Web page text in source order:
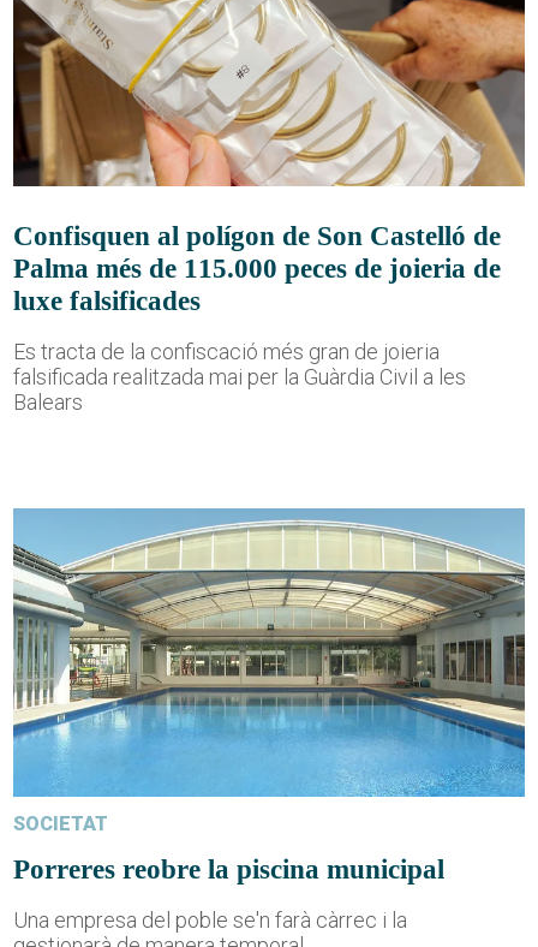
Confisquen al polígon de Son Castelló de
Palma més de 115.000 peces de joieria de
luxe falsificades
Es tracta de la confiscació més gran de joieria
falsificada realitzada mai per la Guàrdia Civil a les
Balears
SOCIETAT
Porreres reobre la piscina municipal
Una empresa del poble se'n farà càrrec i la